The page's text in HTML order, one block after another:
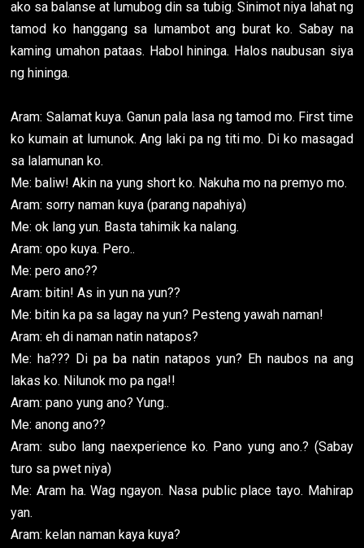
ako sa balanse at lumubog din sa tubig. Sinimot niya lahat ng
tamod ko hanggang sa lumambot ang burat ko. Sabay na
kaming umahon pataas. Habol hininga. Halos naubusan siya
ng hininga.
Aram: Salamat kuya. Ganun pala lasa ng tamod mo. First time
ko kumain at lumunok. Ang laki pa ng titi mo. Di ko masagad
sa lalamunan ko.
Me: baliw! Akin na yung short ko. Nakuha mo na premyo mo.
Aram: sorry naman kuya (parang napahiya)
Me: ok lang yun. Basta tahimik ka nalang.
Aram: opo kuya. Pero..
Me: pero ano??
Aram: bitin! As in yun na yun??
Me: bitin ka pa sa lagay na yun? Pesteng yawah naman!
Aram: eh di naman natin natapos?
Me: ha??? Di pa ba natin natapos yun? Eh naubos na ang
lakas ko. Nilunok mo pa nga!!
Aram: pano yung ano? Yung..
Me: anong ano??
Aram: subo lang naexperience ko. Pano yung ano.? (Sabay
turo sa pwet niya)
Me: Aram ha. Wag ngayon. Nasa public place tayo. Mahirap
yan.
Aram: kelan naman kaya kuya?